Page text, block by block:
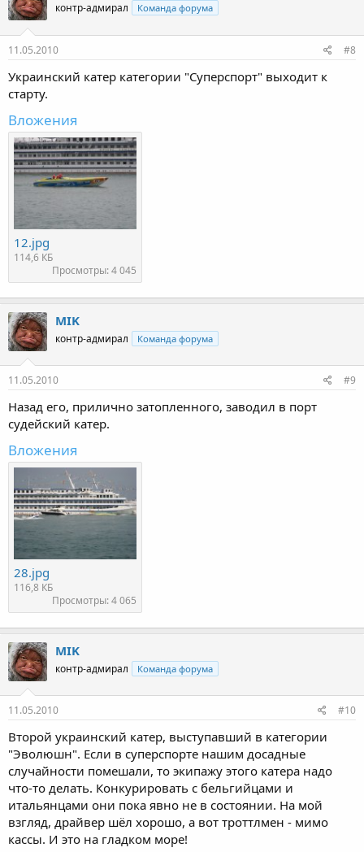
контр-адмирал Команда форума
11.05.2010 #8
Украинский катер категории "Суперспорт" выходит к
старту.
Вложения
12.jpg
114,6 КБ
Просмотры: 4 045
MIK
контр-адмирал Команда форума
11.05.2010 #9
Назад его, прилично затопленного, заводил в порт
судейский катер.
Вложения
28.jpg
116,8 КБ
Просмотры: 4 065
MIK
контр-адмирал Команда форума
11.05.2010 #10
Второй украинский катер, выступавший в категории
"Эволюшн". Если в суперспорте нашим досадные
случайности помешали, то экипажу этого катера надо
что-то делать. Конкурировать с бельгийцами и
итальянцами они пока явно не в состоянии. На мой
взгляд, драйвер шёл хорошо, а вот троттлмен - мимо
кассы. И это на гладком море!